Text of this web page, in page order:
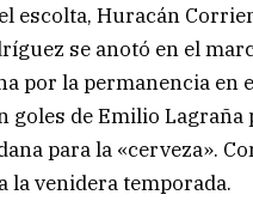
escolta, Huracán
se anotó en el
por la permanencia en
goles de Emilio
para la «cerveza».
la venidera temporada.